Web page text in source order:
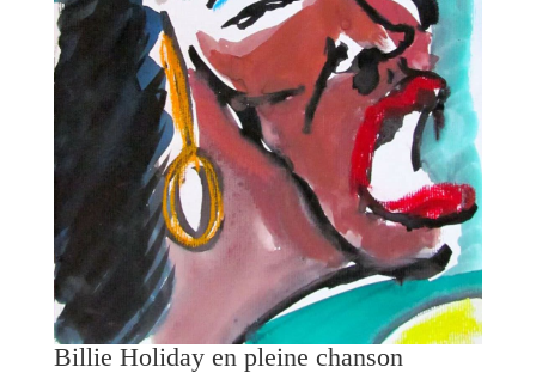
Billie Holiday en pleine chanson